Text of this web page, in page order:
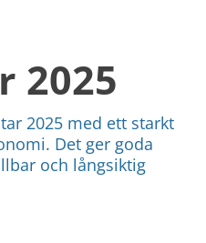
2025
2025 med ett starkt
Det ger goda
och långsiktig